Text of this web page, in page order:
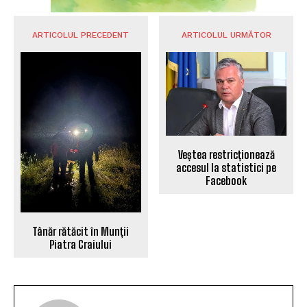
ARTICOLUL PRECEDENT
Tânăr rătăcit în Munții
Piatra Craiului
ARTICOLUL URMĂTOR
Veștea restricționează
accesul la statistici pe
Facebook